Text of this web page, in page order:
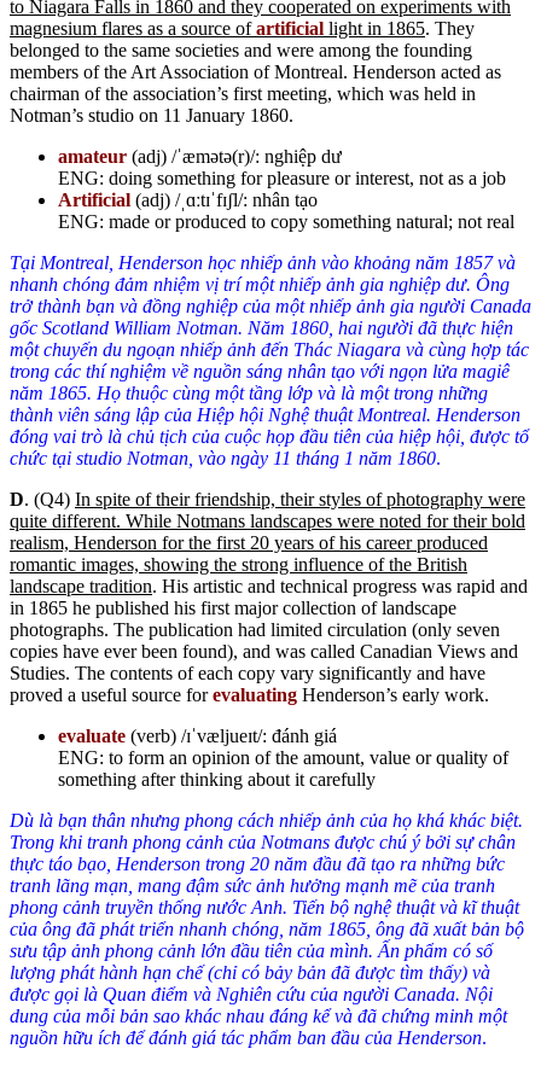
to Niagara Falls in 1860 and they cooperated on experiments with
magnesium flares as a source ofartificial light in 1865. They
belonged to the same societies and were among the founding
members of the Art Association of Montreal. Henderson acted as
chairman of the association’s first meeting, which was held in
Notman’s studio on 11 January 1860.
amateur (adj) /ˈæmətə(r)/: nghiệp dư
ENG: doing something for pleasure or interest, not as a job
Artificial (adj) /ˌɑːtɪˈfɪʃl/: nhân tạo
ENG: made or produced to copy something natural; not real
Tại Montreal, Henderson học nhiếp ảnh vào khoảng năm 1857 và
nhanh chóng đảm nhiệm vị trímột nhiếp ảnh gia nghiệp dư. Ông
trở thành bạn và đồng nghiệp của mộtnhiếp ảnh gia người Canada
gốc Scotland William Notman. Năm 1860, hai người đã thực hiện
một chuyến du ngoạn nhiếp ảnh đến Thác Niagara và cùng hợp tác
trong các thí nghiệm về nguồn sáng nhân tạo với ngọn lửa magiê
năm 1865. Họ thuộc cùng mộttầng lớp và là một trong những
thành viên sáng lập của Hiệp hội Nghệ thuật Montreal. Henderson
đóng vai trò là chủ tịch của cuộc họp đầu tiên của hiệp hội, được tổ
chức tại studio Notman, vào ngày 11 tháng 1 năm 1860.
D. (Q4) In spite of their friendship, their styles of photography were
quite different. While Notmans landscapes were noted for their bold
realism, Henderson for the first 20 years of his career produced
romantic images, showing the strong influence of the British
landscape tradition. His artistic and technical progress was rapid and
in 1865 he published his first major collection of landscape
photographs. The publication had limited circulation (only seven
copies have ever been found), and was called Canadian Views and
Studies. The contents of each copy vary significantly and have
proved a useful source forevaluating Henderson’s early work.
evaluate (verb) /ɪˈvæljueɪt/: đánh giá
ENG: to form an opinion of the amount, value or quality of
something after thinking about it carefully
Dù là bạn thân nhưng phong cách nhiếp ảnh của họ khá khác biệt.
Trong khi tranh phong cảnh của Notmans được chú ý bởi sự chân
thực táo bạo, Henderson trong 20 năm đầu đã tạo ra những bức
tranh lãng mạn, mang đậm sức ảnh hưởng mạnh mẽ của tranh
phong cảnh truyền thống nước Anh. Tiến bộ nghệ thuật và kĩ thuật
của ông đã phát triển nhanh chóng, năm 1865, ông đã xuất bản bộ
sưu tập ảnh phong cảnh lớn đầu tiên của mình. Ấn phẩm có số
lượng phát hành hạn chế (chỉ có bảy bản đã được tìm thấy) và
được gọi là Quan điểm và Nghiên cứu của người Canada. Nội
dung của mỗi bản sao khác nhau đáng kể và đã chứng minh một
nguồn hữu ích để đánh giá tác phẩm ban đầu của Henderson.